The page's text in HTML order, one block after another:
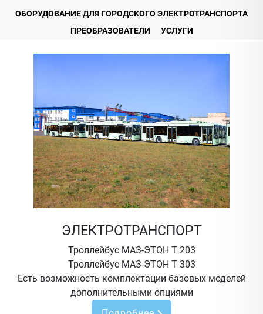
ОБОРУДОВАНИЕ ДЛЯ ГОРОДСКОГО ЭЛЕКТРОТРАНСПОРТА
ПРЕОБРАЗОВАТЕЛИ
УСЛУГИ
ЭЛЕКТРОТРАНСПОРТ
Троллейбус МАЗ-ЭТОН Т 203
Троллейбус МАЗ-ЭТОН Т 303
Есть возможность комплектации базовых моделей
дополнительными опциями